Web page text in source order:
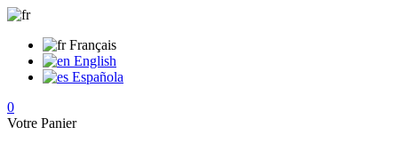
Français
English
Española
0
Votre Panier